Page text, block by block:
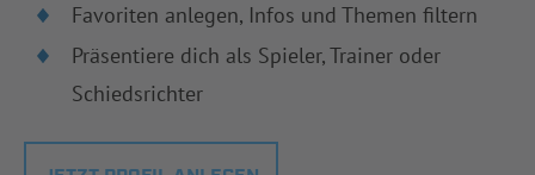
Favoriten anlegen, Infos und Themen filtern
Präsentiere dich als Spieler, Trainer oder
Schiedsrichter